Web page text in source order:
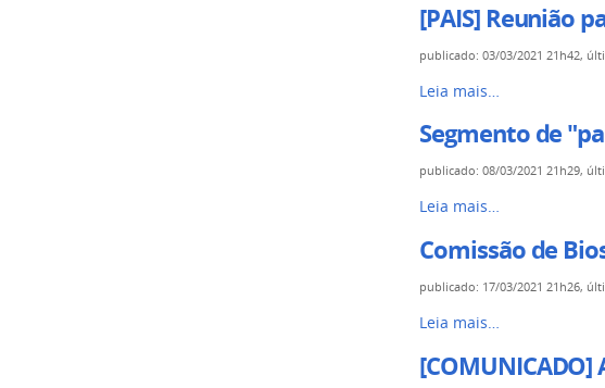
[PAIS] Reunião
publicado:03/03/2021 21h42,
Leia mais…
Segmento de
publicado:08/03/2021 21h29,
Leia mais…
Comissão de
publicado: 17/03/2021 21h26,
Leia mais…
[COMUNICADO]